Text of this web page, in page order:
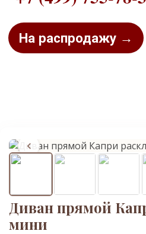
Диван прямой
мини